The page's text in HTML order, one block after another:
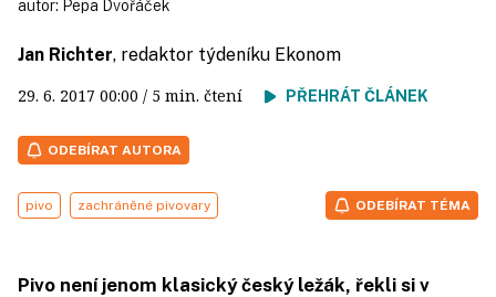
autor: Pepa Dvořáček
Jan Richter, redaktor týdeníku Ekonom
29. 6. 2017 00:00 / 5 min. čtení PŘEHRÁT ČLÁNEK
ODEBÍRAT AUTORA
pivo zachráněné pivovary ODEBÍRAT TÉMA
Pivo není jenom klasický český ležák, řekli si v